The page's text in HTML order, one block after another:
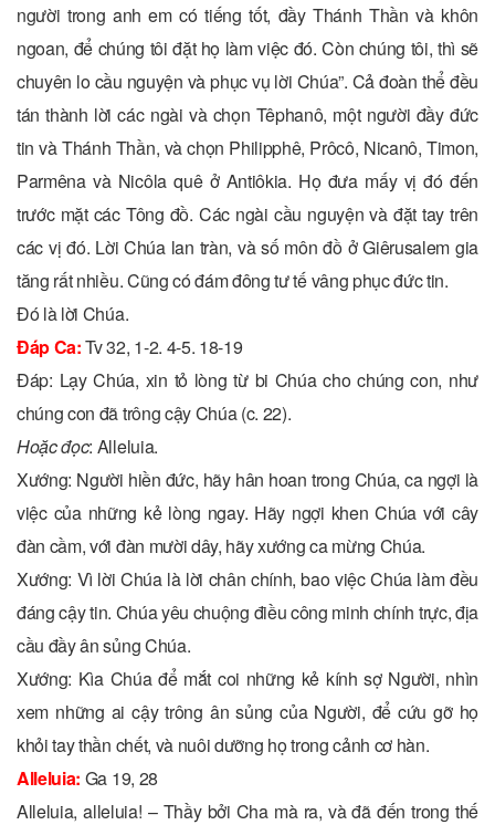
người trong anh em có tiếng tốt, đầy Thánh Thần và khôn
ngoan, để chúng tôi đặt họ làm việc đó. Còn chúng tôi, thì sẽ
chuyên lo cầu nguyện và phục vụ lời Chúa”. Cả đoàn thể đều
tán thành lời các ngài và chọn Têphanô, một người đầy đức
tin và Thánh Thần, và chọn Philipphê, Prôcô, Nicanô, Timon,
Parmêna và Nicôla quê ở Antiôkia. Họ đưa mấy vị đó đến
trước mặt các Tông đồ. Các ngài cầu nguyện và đặt tay trên
các vị đó. Lời Chúa lan tràn, và số môn đồ ở Giêrusalem gia
tăng rất nhiều. Cũng có đám đông tư tế vâng phục đức tin.
Ðó là lời Chúa.
Ðáp Ca:Tv 32, 1-2. 4-5. 18-19
Ðáp: Lạy Chúa, xin tỏ lòng từ bi Chúa cho chúng con, như
chúng con đã trông cậy Chúa (c. 22).
Hoặc đọc: Alleluia.
Xướng: Người hiền đức, hãy hân hoan trong Chúa, ca ngợi là
việc của những kẻ lòng ngay. Hãy ngợi khen Chúa với cây
đàn cầm, với đàn mười dây, hãy xướng ca mừng Chúa.
Xướng: Vì lời Chúa là lời chân chính, bao việc Chúa làm đều
đáng cậy tin. Chúa yêu chuộng điều công minh chính trực, địa
cầu đầy ân sủng Chúa.
Xướng: Kìa Chúa để mắt coi những kẻ kính sợ Người, nhìn
xem những ai cậy trông ân sủng của Người, để cứu gỡ họ
khỏi tay thần chết, và nuôi dưỡng họ trong cảnh cơ hàn.
Alleluia: Ga 19, 28
Alleluia, alleluia! – Thầy bởi Cha mà ra, và đã đến trong thế